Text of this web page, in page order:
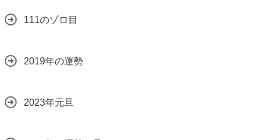
111のゾロ目
2019年の運勢
2023年元旦